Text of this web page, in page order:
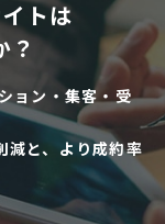
トは
？
ョン・集客・受
減と、より成約率